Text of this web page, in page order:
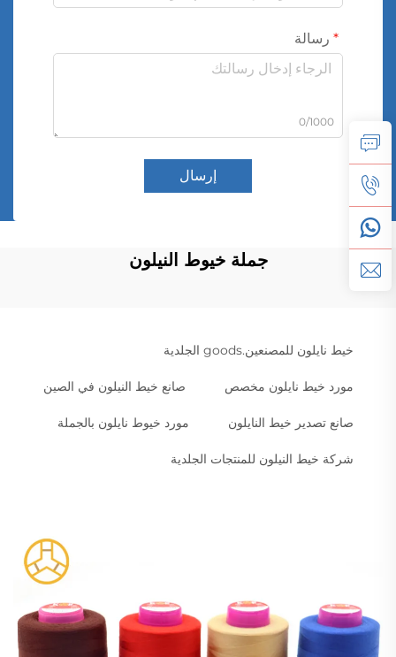
رسالة
0/1000
إرسال
جملة خيوط النيلون
خيط نايلون للمصنعين.goods الجلدية
مورد خيط نايلون مخصص صانع خيط النيلون في الصين
صانع تصدير خيط النايلون مورد خيوط نايلون بالجملة
شركة خيط النيلون للمنتجات الجلدية